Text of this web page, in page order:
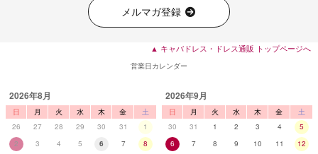
メルマガ登録
▲ キャバドレス・ドレス通販 トップページへ
営業日カレンダー
2026年8月
日 月 火 水 木 金
土
26
27 28 29 30 31
1
2
3 4 5 6 7
8
2026年9月
日 月 火 水 木 金
土
30
31 1 2 3 4
5
6
7 8 9 10 11
12